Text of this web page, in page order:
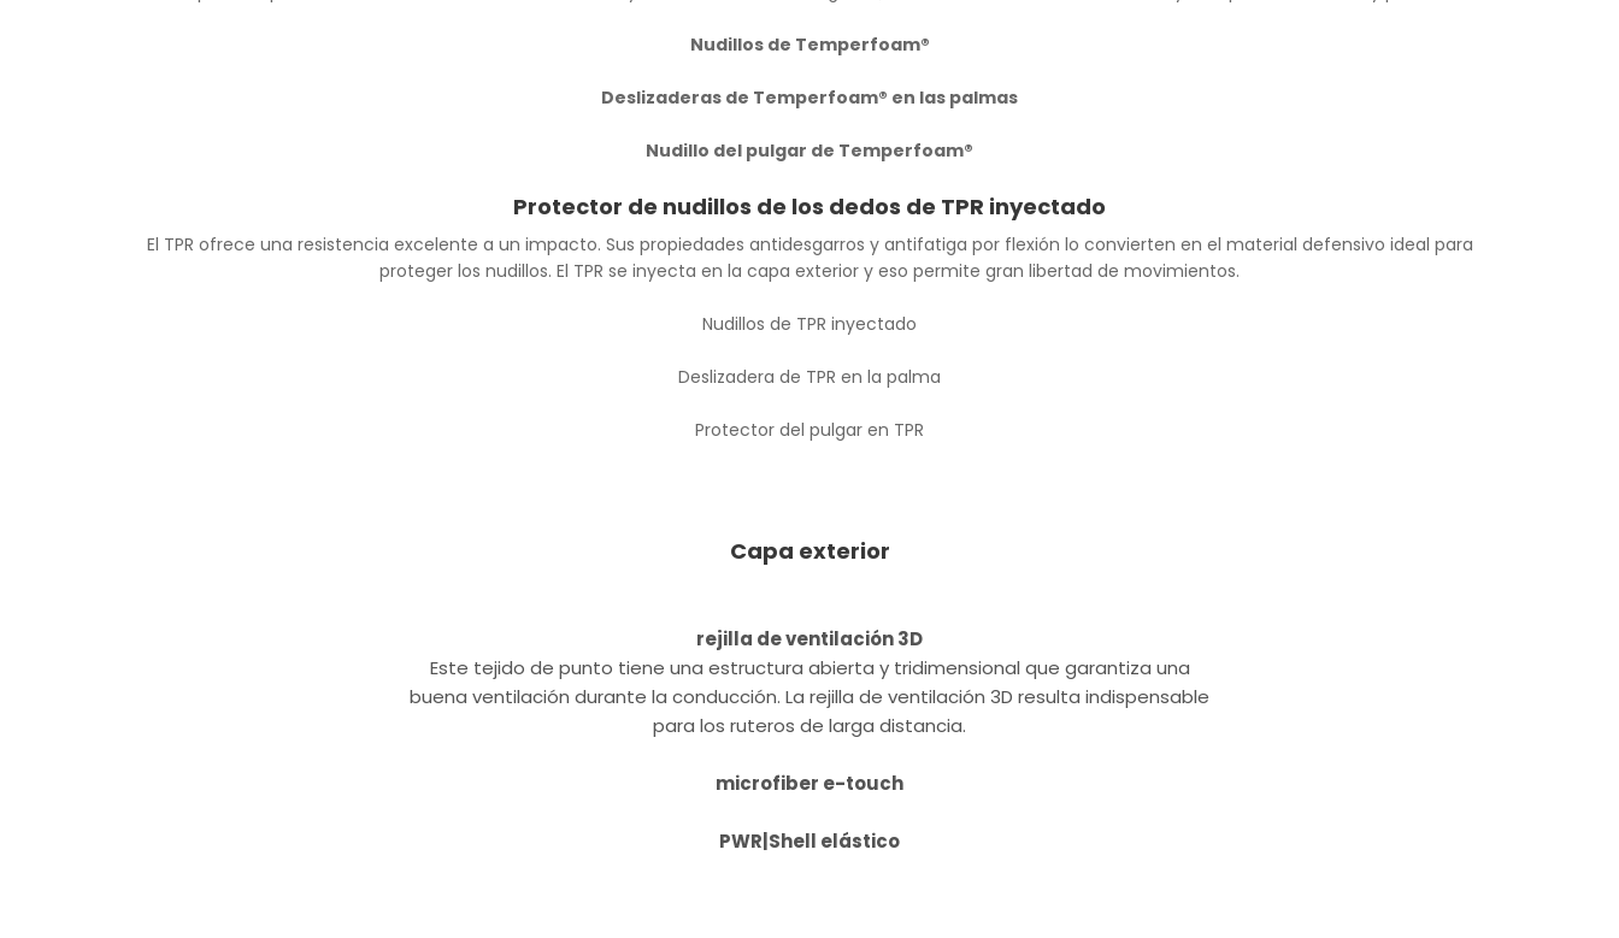
Nudillos de Temperfoam®
Deslizaderas de Temperfoam® en las palmas
Nudillo del pulgar de Temperfoam®
Protector de nudillos de los dedos de TPR inyectado
El TPR ofrece una resistencia excelente a un impacto. Sus propiedades antidesgarros y antifatiga por flexión lo convierten en el material defensivo ideal para
proteger los nudillos. El TPR se inyecta en la capa exterior y eso permite gran libertad de movimientos.
Nudillos de TPR inyectado
Deslizadera de TPR en la palma
Protector del pulgar en TPR
Capa exterior
rejilla de ventilación 3D
Este tejido de punto tiene una estructura abierta y tridimensional que garantiza una
buena ventilación durante la conducción. La rejilla de ventilación 3D resulta indispensable
para los ruteros de larga distancia.
microfiber e-touch
PWR|Shell elástico